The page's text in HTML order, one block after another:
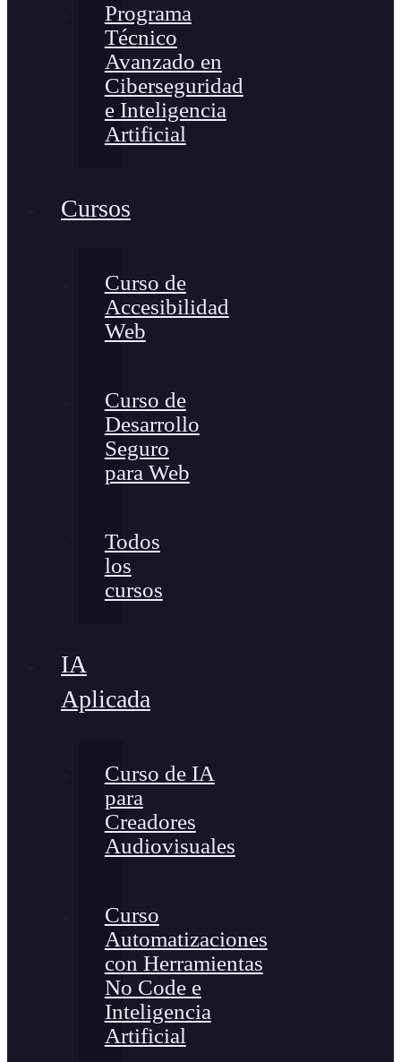
Programa
Técnico
Avanzado en
Ciberseguridad
e Inteligencia
Artificial
Cursos
Curso de
Accesibilidad
Web
Curso de
Desarrollo
Seguro
para Web
Todos
los
cursos
IA
Aplicada
Curso de IA
para
Creadores
Audiovisuales
Curso
Automatizaciones
con Herramientas
No Code e
Inteligencia
Artificial